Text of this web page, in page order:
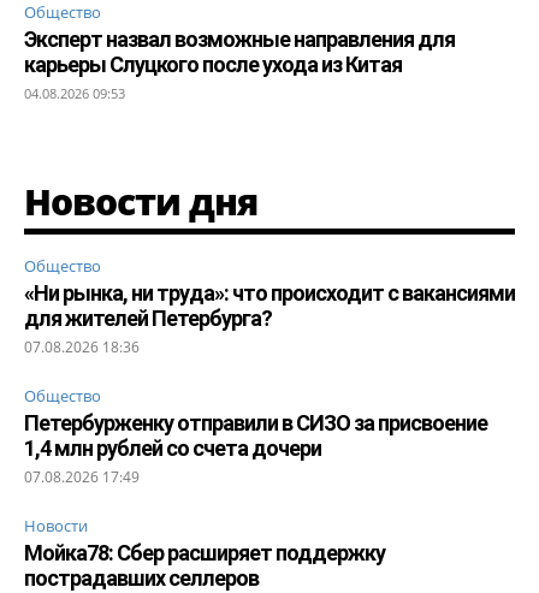
Общество
Эксперт назвал возможные направления для
карьеры Слуцкого после ухода из Китая
04.08.2026 09:53
Новости дня
Общество
«Ни рынка, ни труда»: что происходит с вакансиями
для жителей Петербурга?
07.08.2026 18:36
Общество
Петербурженку отправили в СИЗО за присвоение
1,4 млн рублей со счета дочери
07.08.2026 17:49
Новости
Мойка78: Сбер расширяет поддержку
пострадавших селлеров